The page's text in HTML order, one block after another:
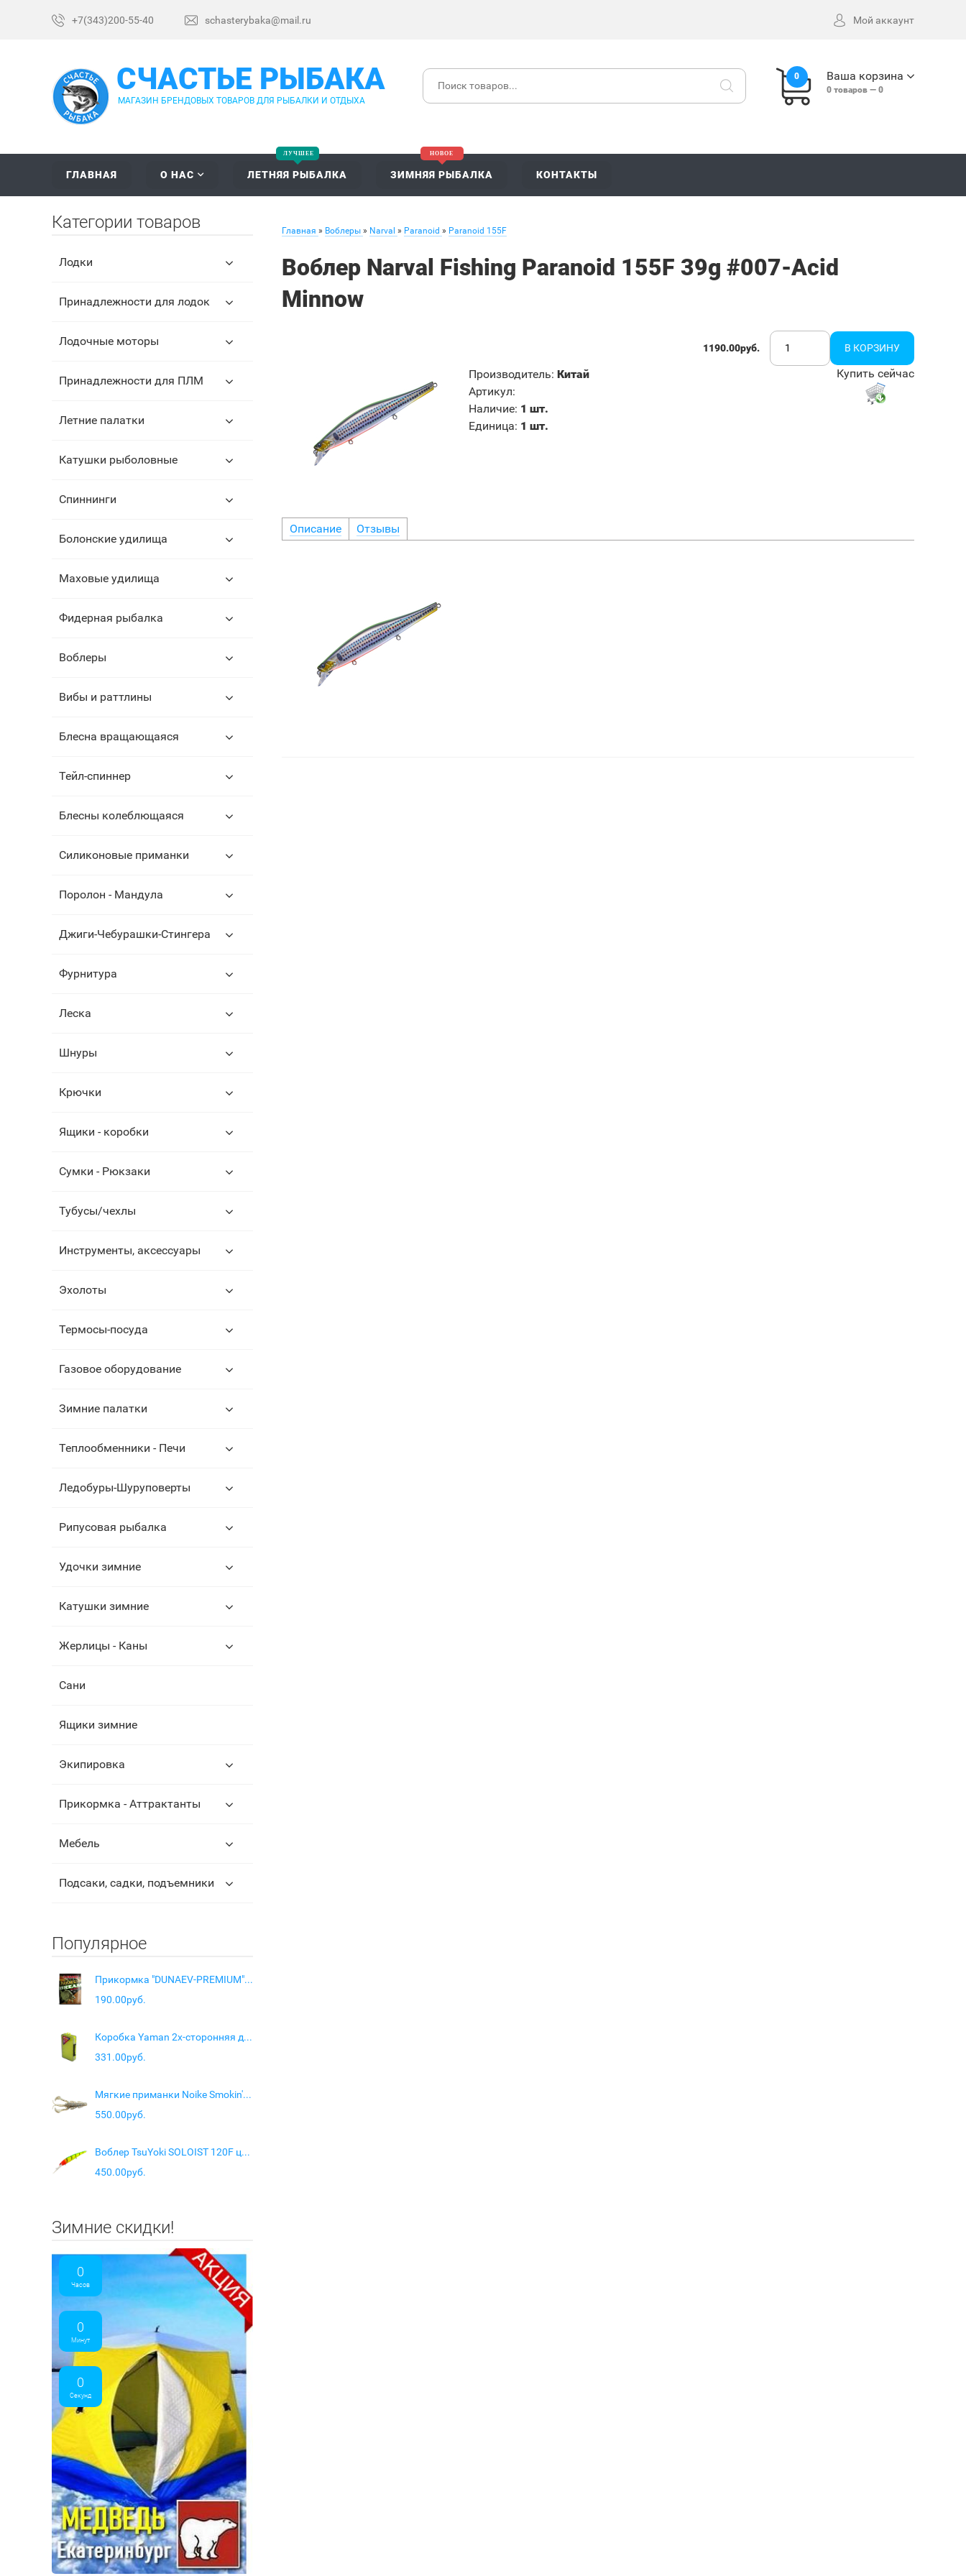
+7(343)200-55-40 schasterybaka@mail.ru Мой аккаунт
СЧАСТЬЕ РЫБАКА
МАГАЗИН БРЕНДОВЫХ ТОВАРОВ ДЛЯ РЫБАЛКИ И ОТДЫХА
0 Ваша корзина
0 товаров — 0
ГЛАВНАЯ О НАС ЛЕТНЯЯ РЫБАЛКА ЗИМНЯЯ РЫБАЛКА КОНТАКТЫ
Главная » Воблеры » Narval » Paranoid » Paranoid 155F
Воблер Narval Fishing Paranoid 155F 39g #007-Acid
Minnow
1190.00руб.
Производитель: Китай
Артикул:
Наличие: 1 шт.
Единица: 1 шт.
Купить сейчас
Описание Отзывы
Категории товаров
Лодки
Принадлежности для лодок
Лодочные моторы
Принадлежности для ПЛМ
Летние палатки
Катушки рыболовные
Спиннинги
Болонские удилища
Маховые удилища
Фидерная рыбалка
Воблеры
Вибы и раттлины
Блесна вращающаяся
Тейл-спиннер
Блесны колеблющаяся
Силиконовые приманки
Поролон - Мандула
Джиги-Чебурашки-Стингера
Фурнитура
Леска
Шнуры
Крючки
Ящики - коробки
Сумки - Рюкзаки
Тубусы/чехлы
Инструменты, аксессуары
Эхолоты
Термосы-посуда
Газовое оборудование
Зимние палатки
Теплообменники - Печи
Ледобуры-Шуруповерты
Рипусовая рыбалка
Удочки зимние
Катушки зимние
Жерлицы - Каны
Сани
Ящики зимние
Экипировка
Прикормка - Аттрактанты
Мебель
Подсаки, садки, подъемники
Популярное
Прикормка "DUNAEV-PREMIUM" 1кг Лещ Сладкий
190.00руб.
Коробка Yaman 2х-сторонняя для воблеров (12 отделений), 230х150х47 мм
331.00руб.
Мягкие приманки Noike Smokin' Dad 2.5" #036-Blue Shrimp (7 шт.)
550.00руб.
Воблер TsuYoki SOLOIST 120F цв 640T
450.00руб.
Зимние скидки!
0
Часов
0
Минут
0
Секунд